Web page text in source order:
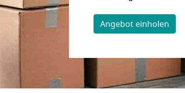
Angebot einholen